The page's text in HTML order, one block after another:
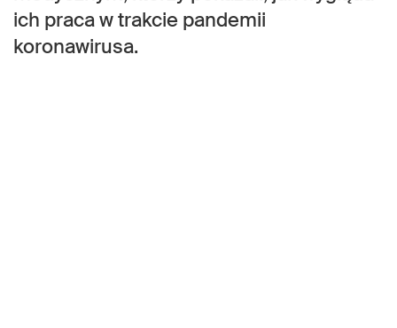
ich praca w trakcie pandemii
koronawirusa.